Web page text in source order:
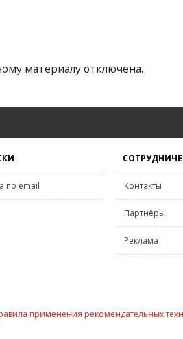
материалу отключена.
по email Контакты
Партнёры
Реклама
применения рекомендательных